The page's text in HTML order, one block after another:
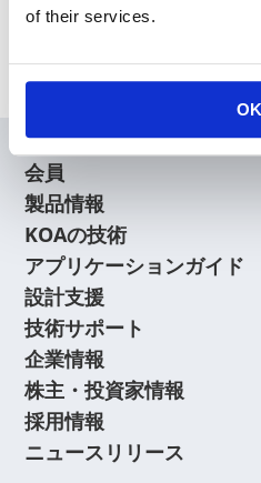
of their services.
OK
会員
製品情報
KOAの技術
アプリケーションガイド
設計支援
技術サポート
企業情報
株主・投資家情報
採用情報
ニュースリリース